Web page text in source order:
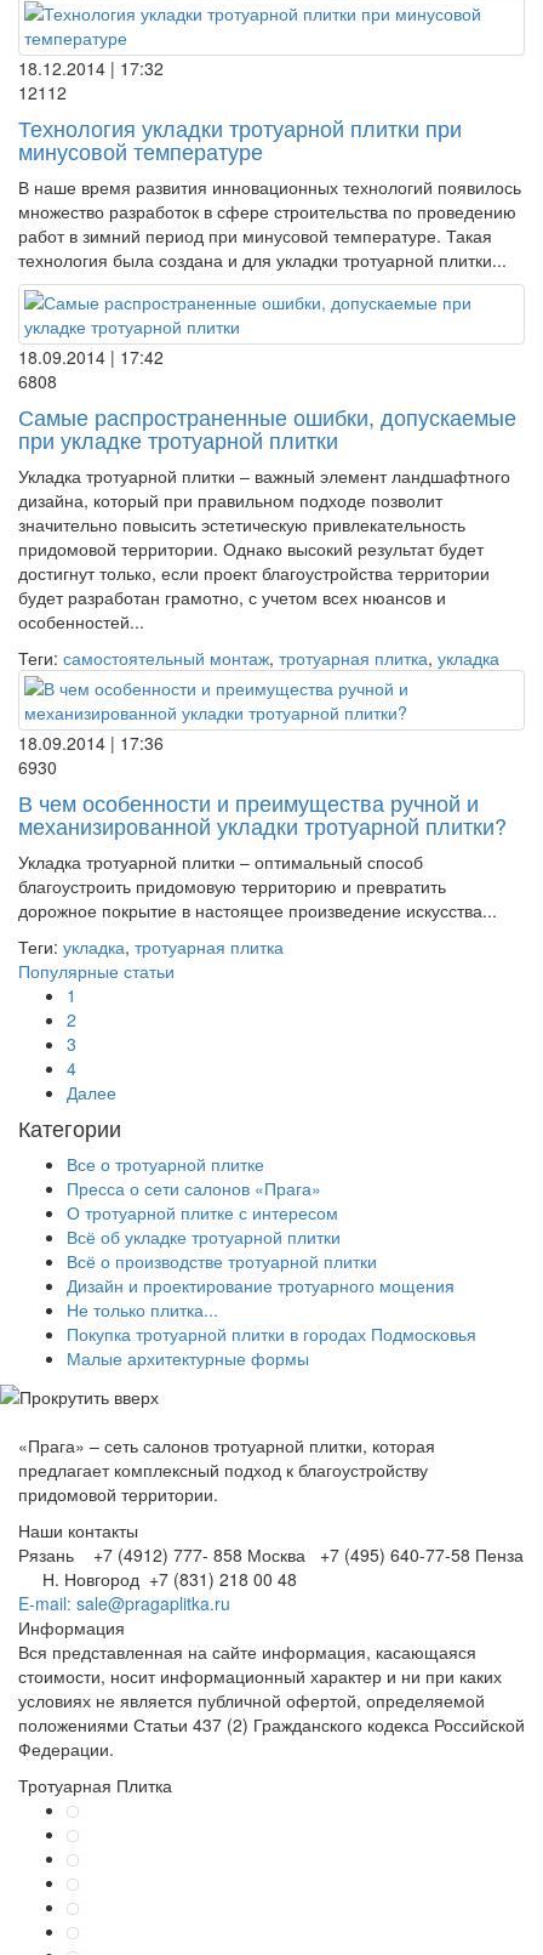
18.12.2014 | 17:32
12112
Технология укладки тротуарной плитки при
минусовой температуре
В наше время развития инновационных технологий появилось
множество разработок в сфере строительства по проведению
работ в зимний период при минусовой температуре. Такая
технология была создана и для укладки тротуарной плитки...
18.09.2014 | 17:42
6808
Самые распространенные ошибки, допускаемые
при укладке тротуарной плитки
Укладка тротуарной плитки – важный элемент ландшафтного
дизайна, который при правильном подходе позволит
значительно повысить эстетическую привлекательность
придомовой территории. Однако высокий результат будет
достигнут только, если проект благоустройства территории
будет разработан грамотно, с учетом всех нюансов и
особенностей...
Теги: самостоятельный монтаж, тротуарная плитка, укладка
18.09.2014 | 17:36
6930
В чем особенности и преимущества ручной и
механизированной укладки тротуарной плитки?
Укладка тротуарной плитки – оптимальный способ
благоустроить придомовую территорию и превратить
дорожное покрытие в настоящее произведение искусства...
Теги: укладка, тротуарная плитка
Популярные статьи
1
2
3
4
Далее
Категории
Все о тротуарной плитке
Пресса о сети салонов «Прага»
О тротуарной плитке с интересом
Всё об укладке тротуарной плитки
Всё о производстве тротуарной плитки
Дизайн и проектирование тротуарного мощения
Не только плитка...
Покупка тротуарной плитки в городах Подмосковья
Малые архитектурные формы
«Прага» – сеть салонов тротуарной плитки, которая
предлагает комплексный подход к благоустройству
придомовой территории.
Наши контакты
Рязань +7 (4912) 777- 858 Москва +7 (495) 640-77-58 Пенза
Н. Новгород +7 (831) 218 00 48
E-mail: sale@pragaplitka.ru
Информация
Вся представленная на сайте информация, касающаяся
стоимости, носит информационный характер и ни при каких
условиях не является публичной офертой, определяемой
положениями Статьи 437 (2) Гражданского кодекса Российской
Федерации.
Тротуарная Плитка